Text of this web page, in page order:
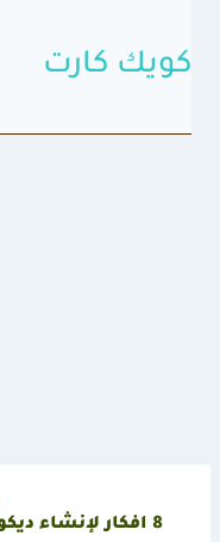
المحتوىكويك كارت
8 افكار لإنشاء ديكور سطح المنزل بطريقة مثالية